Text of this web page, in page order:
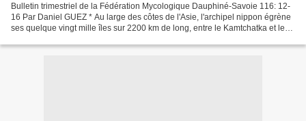
Bulletin trimestriel de la Fédération Mycologique Dauphiné-Savoie 116: 12-
16 Par Daniel GUEZ * Au large des côtes de l'Asie, l'archipel nippon égrène
ses quelque vingt mille îles sur 2200 km de long, entre le Kamtchatka et les